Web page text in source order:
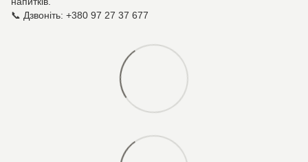
📞 Дзвоніть: +380 97 27 37 677